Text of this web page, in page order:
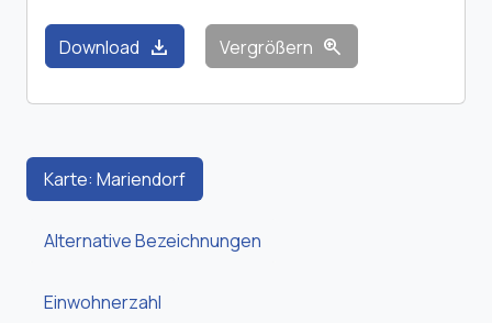
Download download Vergrößern zoom_in
Karte: Mariendorf
Alternative Bezeichnungen
Einwohnerzahl